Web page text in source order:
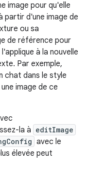
image pour qu'elle
partir d'une image de
ou sa
de référence pour
à la nouvelle
Par exemple,
chat dans le style
image de ce
la à editImage
avec le
élevée peut